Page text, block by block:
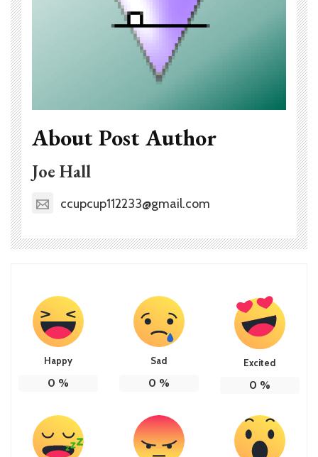
About Post Author
Joe Hall
ccupcup112233@gmail.com
Happy
0 %
Sad
0 %
Excited
0 %